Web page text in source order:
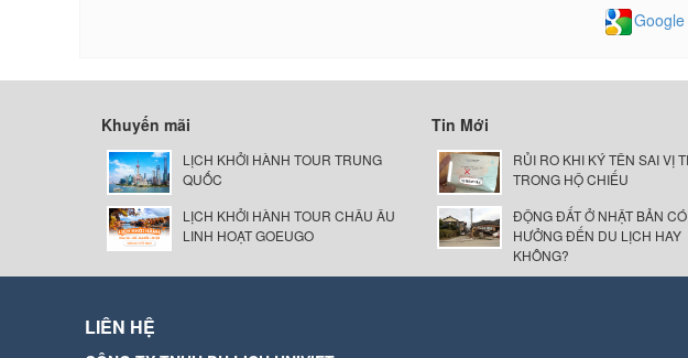
Google
Khuyến mãi
LỊCH KHỞI HÀNH TOUR TRUNG
QUỐC
LỊCH KHỞI HÀNH TOUR CHÂU ÂU
LINH HOẠT GOEUGO
Tin Mới
RỦI RO KHI KÝ TÊN SAI VỊ
TRONG HỘ CHIẾU
ĐỘNG ĐẤT Ở NHẬT BẢN
HƯỞNG ĐẾN DU LỊCH HAY
KHÔNG?
LIÊN HỆ